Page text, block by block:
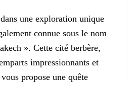
une exploration unique
connue sous le nom
». Cette cité berbère,
impressionnants et
propose une quête